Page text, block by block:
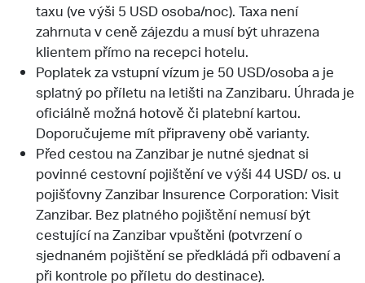
taxu (ve výši 5 USD osoba/noc). Taxa není
zahrnuta v ceně zájezdu a musí být uhrazena
klientem přímo na recepci hotelu.
Poplatek za vstupní vízum je 50 USD/osoba a je
splatný po příletu na letišti na Zanzibaru. Úhrada je
oficiálně možná hotově či platební kartou.
Doporučujeme mít připraveny obě varianty.
Před cestou na Zanzibar je nutné sjednat si
povinné cestovní pojištění ve výši 44 USD/ os. u
pojišťovny Zanzibar Insurence Corporation: Visit
Zanzibar. Bez platného pojištění nemusí být
cestující na Zanzibar vpuštěni (potvrzení o
sjednaném pojištění se předkládá při odbavení a
při kontrole po příletu do destinace).